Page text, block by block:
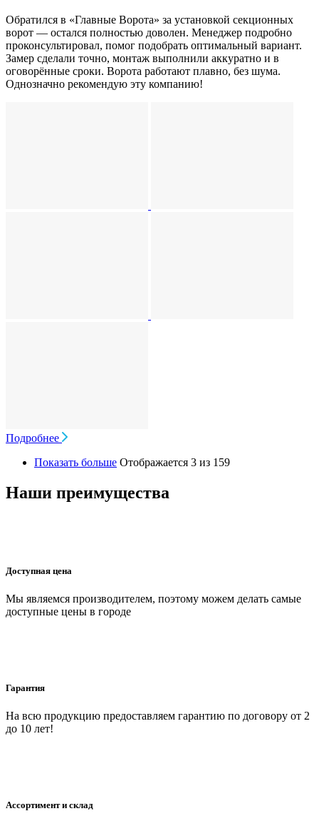
Обратился в «Главные Ворота» за установкой секционных
ворот — остался полностью доволен. Менеджер подробно
проконсультировал, помог подобрать оптимальный вариант.
Замер сделали точно, монтаж выполнили аккуратно и в
оговорённые сроки. Ворота работают плавно, без шума.
Однозначно рекомендую эту компанию!
Подробнее
Показать больше Отображается 3 из 159
Наши преимущества
Доступная цена
Мы являемся производителем, поэтому можем делать самые
доступные цены в городе
Гарантия
На всю продукцию предоставляем гарантию по договору от 2
до 10 лет!
Ассортимент и склад